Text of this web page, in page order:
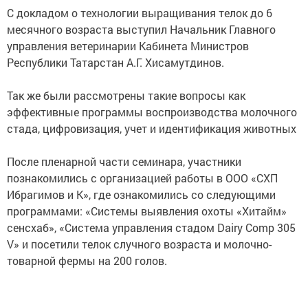
С докладом о технологии выращивания телок до 6
месячного возраста выступил Начальник Главного
управления ветеринарии Кабинета Министров
Республики Татарстан А.Г. Хисамутдинов.
Так же были рассмотрены такие вопросы как
эффективные программы воспроизводства молочного
стада, цифровизация, учет и идентификация животных
После пленарной части семинара, участники
познакомились с организацией работы в ООО «СХП
Ибрагимов и К», где ознакомились со следующими
программами: «Системы выявления охоты «Хитайм»
cенсхаб», «Система управления стадом Dairy Comp 305
V» и посетили телок случного возраста и молочно-
товарной фермы на 200 голов.